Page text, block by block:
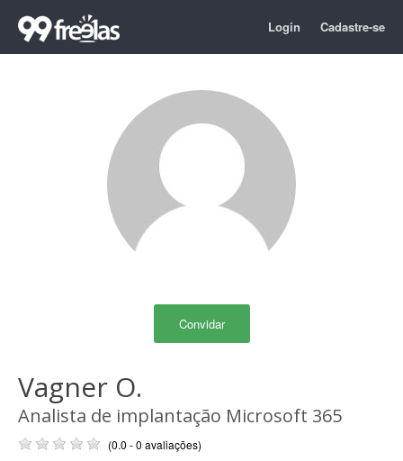
Login Cadastre-se
Convidar
Vagner O.
Analista de implantação Microsoft 365
(0.0 - 0 avaliações)